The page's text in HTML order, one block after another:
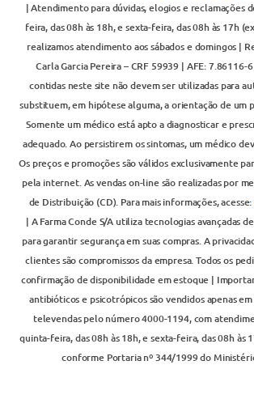
| Atendimento para dúvidas, elogios e reclamações
feira, das 08h às 18h, e sexta-feira, das 08h às 17h
realizamos atendimento aos sábados e domingos |
Carla Garcia Pereira – CRF 59939 | AFE: 7.86116-
contidas neste site não devem ser utilizadas para
substituem, em hipótese alguma, a orientação de um
Somente um médico está apto a diagnosticar e
adequado. Ao persistirem os sintomas, um médico
Os preços e promoções são válidos exclusivamente
pela internet. As vendas on-line são realizadas por
de Distribuição (CD). Para mais informações, acesse:
| A Farma Conde S/A utiliza tecnologias avançadas
para garantir segurança em suas compras. A
clientes são compromissos da empresa. Todos os
confirmação de disponibilidade em estoque |
antibióticos e psicotrópicos são vendidos apenas
televendas pelo número 4000-1194, com
quinta-feira, das 08h às 18h, e sexta-feira, das 08h às
conforme Portaria nº 344/1999 do